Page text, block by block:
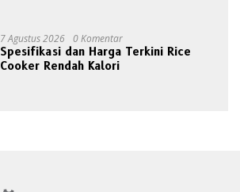
7 Agustus 2026 0 Komentar
Spesifikasi dan Harga Terkini Rice
Cooker Rendah Kalori